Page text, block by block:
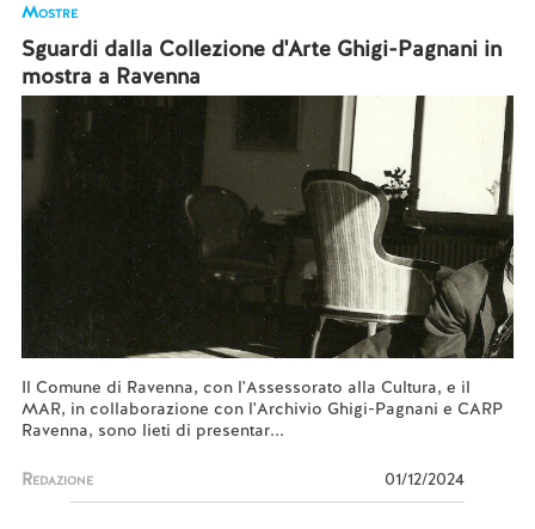
Mostre
Sguardi dalla Collezione d'Arte Ghigi-Pagnani in
mostra a Ravenna
Il Comune di Ravenna, con l'Assessorato alla Cultura, e il
MAR, in collaborazione con l'Archivio Ghigi-Pagnani e CARP
Ravenna, sono lieti di presentar...
Redazione 01/12/2024